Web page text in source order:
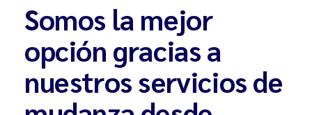
Somos la mejor
opción gracias a
nuestros servicios de